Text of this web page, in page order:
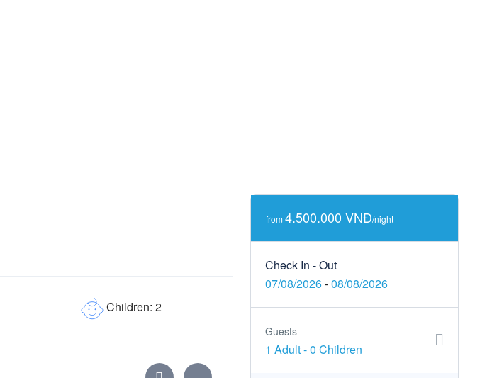
Children: 2
from 4.500.000 VNĐ/night
Check In - Out
07/08/2026-08/08/2026
Guests
1 Adult-0 Children